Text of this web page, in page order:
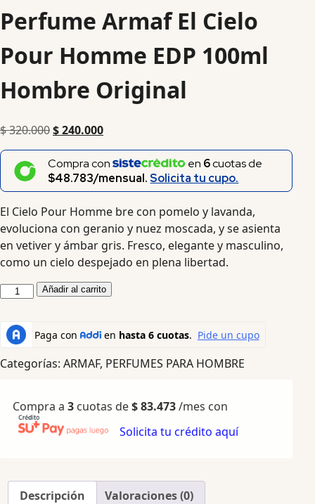
Perfume Armaf El Cielo
Pour Homme EDP 100ml
Hombre Original
$320.000$240.000
Compra con en 6cuotas de
$48.783/mensual.Solicita tu cupo.
El Cielo Pour Homme bre con pomelo y lavanda,
evoluciona con geranio y nuez moscada, y se asienta
en vetiver y ámbar gris. Fresco, elegante y masculino,
como un cielo despejado en plena libertad.
Añadir al carrito
Categorías: ARMAF, PERFUMES PARA HOMBRE
Compra a 3 cuotas de$83.473/mes con
Solicita tu crédito aquí
Descripción Valoraciones (0)